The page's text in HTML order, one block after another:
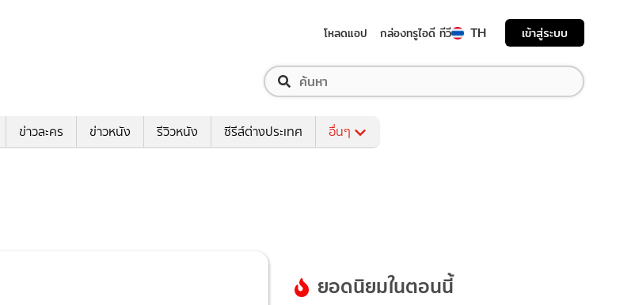
โหลดแอป กล่องทรูไอดี ทีวี TH เข้าสู่ระบบ
ข่าวละคร ข่าวหนัง รีวิวหนัง ซีรีส์ต่างประเทศ อื่นๆ
ยอดนิยมในตอนนี้